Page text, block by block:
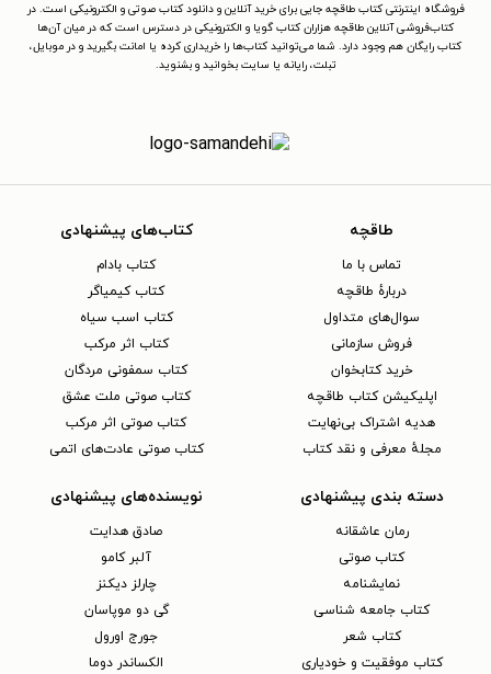
فروشگاه اینترنتی کتاب طاقچه جایی برای خرید آنلاین و دانلود کتاب صوتی و الکترونیکی است. در
کتاب‌فروشی آنلاین طاقچه هزاران کتاب گویا و الکترونیکی در دسترس است که در میان آن‌ها
کتاب رایگان هم وجود دارد. شما می‌توانید کتاب‌ها را خریداری کرده یا امانت بگیرید و در موبایل،
تبلت، رایانه یا سایت بخوانید و بشنوید.
طاقچه
تماس با ما
دربارهٔ طاقچه
سوال‌های متداول
فروش سازمانی
خرید کتابخوان
اپلیکیشن کتاب طاقچه
هدیه اشتراک بی‌نهایت
مجلهٔ معرفی و نقد کتاب
کتاب‌های پیشنهادی
کتاب بادام
کتاب کیمیاگر
کتاب اسب سیاه
کتاب اثر مرکب
کتاب سمفونی مردگان
کتاب صوتی ملت عشق
کتاب صوتی اثر مرکب
کتاب صوتی عادت‌های اتمی
دسته بندی پیشنهادی
رمان عاشقانه
کتاب‌ صوتی
نمایشنامه
کتاب جامعه شناسی
کتاب شعر
کتاب موفقیت و خودیاری
نویسنده‌های پیشنهادی
صادق هدایت
آلبر کامو
چارلز دیکنز
گی دو موپاسان
جورج اورول
الکساندر دوما